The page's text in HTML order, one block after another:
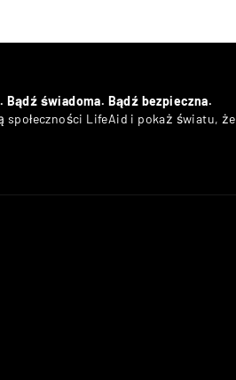
Bądź świadoma. Bądź bezpieczna.
społeczności LifeAid i pokaż światu, że